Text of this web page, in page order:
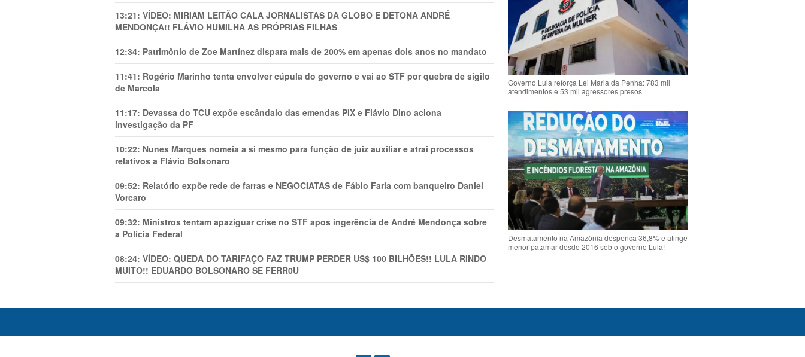
13:21: VÍDEO: MIRIAM LEITÃO CALA JORNALISTAS DA GLOBO E DETONA ANDRÉ
MENDONÇA!! FLÁVIO HUMILHA AS PRÓPRIAS FILHAS
12:34: Patrimônio de Zoe Martínez dispara mais de 200% em apenas dois anos no mandato
11:41: Rogério Marinho tenta envolver cúpula do governo e vai ao STF por quebra de sigilo
de Marcola
11:17: Devassa do TCU expõe escândalo das emendas PIX e Flávio Dino aciona
investigação da PF
10:22: Nunes Marques nomeia a si mesmo para função de juiz auxiliar e atrai processos
relativos a Flávio Bolsonaro
09:52: Relatório expõe rede de farras e NEGOCIATAS de Fábio Faria com banqueiro Daniel
Vorcaro
09:32: Ministros tentam apaziguar crise no STF apos ingerência de André Mendonça sobre
a Polícia Federal
08:24: VÍDEO: QUEDA DO TARIFAÇO FAZ TRUMP PERDER US$ 100 BILHÕES!! LULA RINDO
MUITO!! EDUARDO BOLSONARO SE FERR0U
Governo Lula reforça Lei Maria da Penha: 783 mil
atendimentos e 53 mil agressores presos
Desmatamento na Amazônia despenca 36,8% e atinge
menor patamar desde 2016 sob o governo Lula!